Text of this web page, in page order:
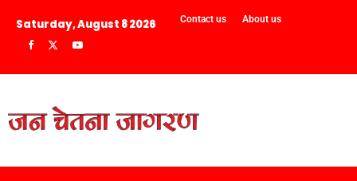
Saturday, August 8 2026 Contact us About us